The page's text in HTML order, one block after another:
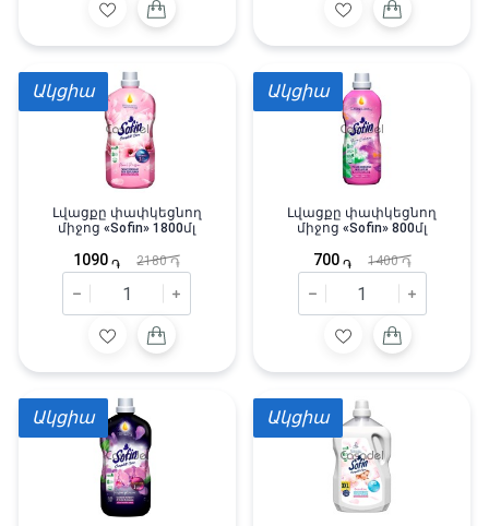
Լվացքը փափկեցնող
միջոց «Sofin» 1800մլ
1090֏ 2180֏
Ակցիա
Լվացքը փափկեցնող
միջոց «Sofin» 800մլ
700 ֏ 1400֏
Ակցիա
Ակցիա Ակցիա